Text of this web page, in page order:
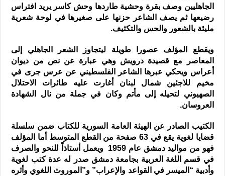
الجاهليين وصف بقرة وحشية طاردها وحش كاسر يريد افتراس
رضيعها ثم يصف الشاعر حزنها على صغيرها في لوحة شعرية
مليئة بالشعور والحس والتكثيف.
ويقطع المؤلف عصورا طويلة ليتجاوز الشعر الجاهلي إلى
المعاصر مع قصيدة درويش وهي عبارة عن نص من ديوان
أعراس ويحكي عبرها الشاعر الفلسطيني عن عرس جرى في
مخيم للاجئين شمال لبنان أغارت عليه طائرات الاحتلال
الصهيوني لتحيله إلى مأتم وكان في جملة من نال الشهادة
العروسان.
الكتيب الصادر عن الهيئة العامة السورية للكتاب ضمن سلسلة
قضايا لغوية يقع في 63 صفحة من القطع المتوسط أما المؤلف
فهو من مواليد دمشق عام 1959 ويعمل أستاذاً للنحو والصرف
في قسم اللغة العربية بجامعة دمشق صدر له عدة كتب لغوية
وأدبية “الميسر في القواعد والإعراب” و”الموروث اللغوي وأثره